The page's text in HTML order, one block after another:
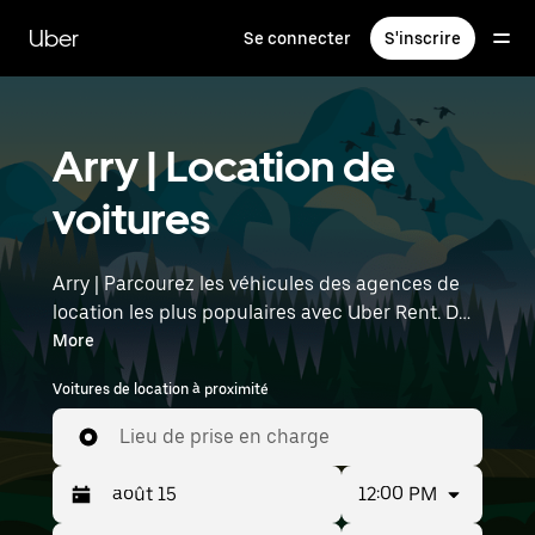
contenu
principal
Uber Se connecter S'inscrire
Arry | Location de
voitures
Arry | Parcourez les véhicules des agences de
location les plus populaires avec Uber Rent. Des
voitures électriques aux berlines de luxe en
passant par les SUV, vous trouverez des
véhicules adaptés aux voyageurs en solo et aux
groupes comptant jusqu'à sept personnes.
Saisissez l'heure et l'emplacement (par
exemple : Strasbourg Airport) pour trouver des
voitures de location à proximité.
More
Voitures de location à proximité
Lieu de prise en charge
12:00 PM